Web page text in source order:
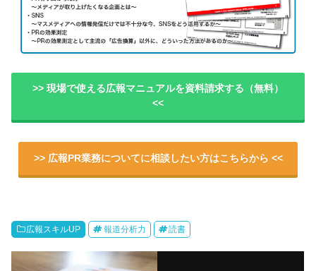
>> 現場で使える広報マニュアルを資料請求する（無料）
<<
>> 広報PR業務についてに相談したい方はこちらから <<
広報スキルUP 報道分析力 読書